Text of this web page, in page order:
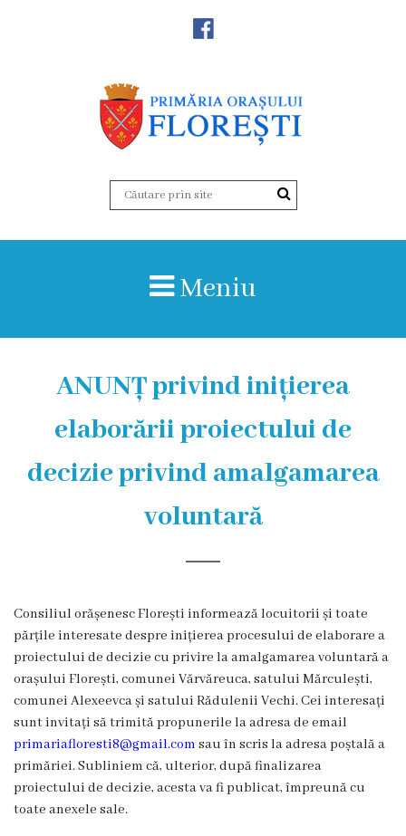
Primăria
Structura,
Organigrama
efectivul
limită
primarului
Rapoartele
primarului
Proiecte
investiționale
Meniu
ANUNȚ privind inițierea
elaborării proiectului de
decizie privind amalgamarea
voluntară
Consiliul orășenesc Florești informează locuitorii și toate
părțile interesate despre inițierea procesului de elaborare a
proiectului de decizie cu privire la amalgamarea voluntară a
orașului Florești, comunei Vărvăreuca, satului Mărculești,
comunei Alexeevca și satului Rădulenii Vechi. Cei interesați
sunt invitați să trimită propunerile la adresa de email
primariafloresti8@gmail.com sau în scris la adresa poștală a
primăriei. Subliniem că, ulterior, după finalizarea
proiectului de decizie, acesta va fi publicat, împreună cu
toate anexele sale.